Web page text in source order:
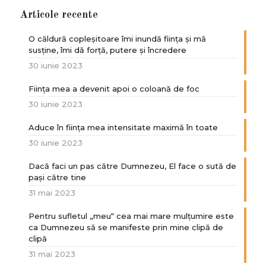
Articole recente
O căldură copleșitoare îmi inundă ființa și mă
susține, îmi dă forță, putere și încredere
30 iunie 2023
Ființa mea a devenit apoi o coloană de foc
30 iunie 2023
Aduce în ființa mea intensitate maximă în toate
30 iunie 2023
Dacă faci un pas către Dumnezeu, El face o sută de
paşi către tine
31 mai 2023
Pentru sufletul „meu“ cea mai mare mulțumire este
ca Dumnezeu să se manifeste prin mine clipă de
clipă
31 mai 2023